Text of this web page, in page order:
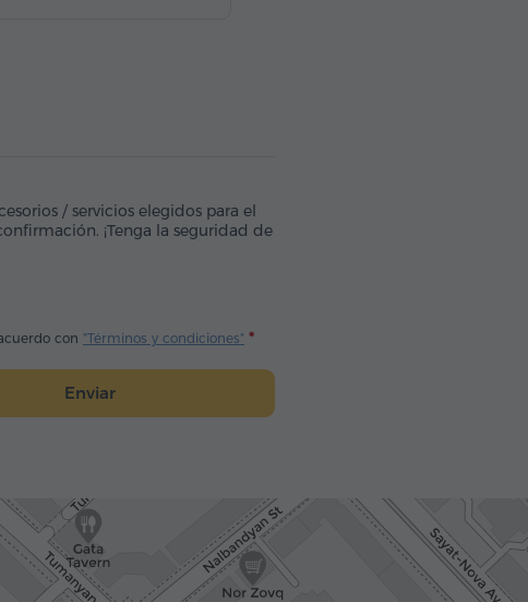
/ servicios elegidos para el
¡Tenga la seguridad de
con "Términos y condiciones"
Enviar